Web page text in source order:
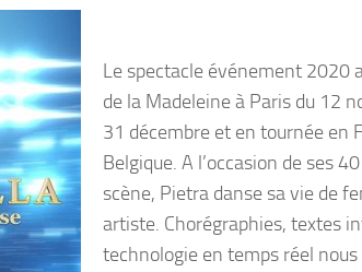
Le spectacle événement 2020
de la Madeleine à Paris du 12
31 décembre et en tournée en
Belgique. A l’occasion de ses
scène, Pietra danse sa vie de
artiste. Chorégraphies, textes
technologie en temps réel